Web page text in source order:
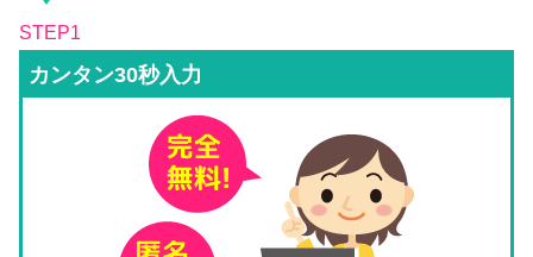
STEP1
カンタン30秒入力